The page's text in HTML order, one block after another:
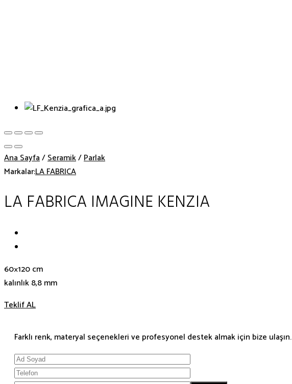
Ana Sayfa/Seramik/Parlak
Markalar:LA FABRICA
LA FABRICA IMAGINE KENZIA
60×120 cm
kalınlık 8,8 mm
Teklif AL
Farklı renk, materyal seçenekleri ve profesyonel destek almak için bize ulaşın.